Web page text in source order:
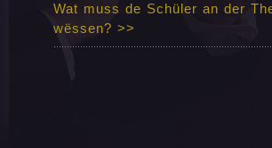
Wat muss de Schüler an der
wëssen? >>